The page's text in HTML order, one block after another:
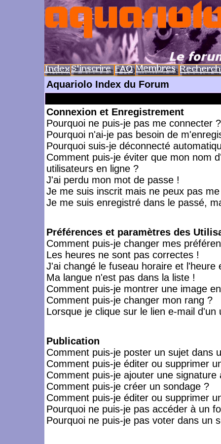
Aquariolo Index du Forum
Connexion et Enregistrement
Pourquoi ne puis-je pas me connecter ?
Pourquoi n'ai-je pas besoin de
Pourquoi suis-je déconnecté
Comment puis-je éviter que mon nom
utilisateurs en ligne ?
J'ai perdu mon mot de passe !
Je me suis inscrit mais ne peux pas
Je me suis enregistré dans le passé,
Préférences et paramètres des
Comment puis-je changer mes
Les heures ne sont pas correctes !
J'ai changé le fuseau horaire et l'heure
Ma langue n'est pas dans la liste !
Comment puis-je montrer une image
Comment puis-je changer mon rang ?
Lorsque je clique sur le lien e-mail
Publication
Comment puis-je poster un sujet dans
Comment puis-je éditer ou supprimer
Comment puis-je ajouter une signature
Comment puis-je créer un sondage ?
Comment puis-je éditer ou supprimer
Pourquoi ne puis-je pas accéder à un
Pourquoi ne puis-je pas voter dans un